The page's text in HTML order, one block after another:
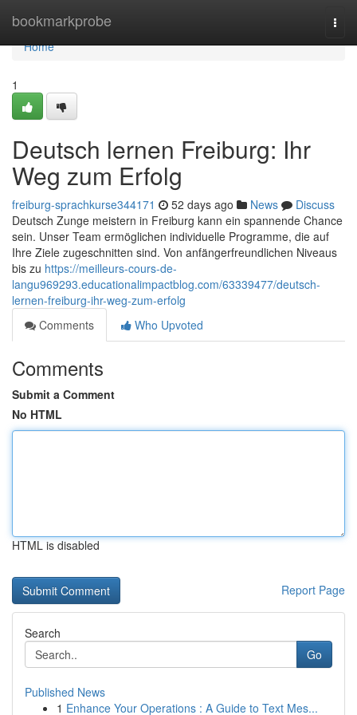
bookmarkprobe
Home
Home
1
Deutsch lernen Freiburg: Ihr
Weg zum Erfolg
freiburg-sprachkurse344171 52 days ago News
Discuss
Deutsch Zunge meistern in Freiburg kann ein spannende Chance
sein. Unser Team ermöglichen individuelle Programme, die auf
Ihre Ziele zugeschnitten sind. Von anfängerfreundlichen Niveaus
bis zu https://meilleurs-cours-de-
langu969293.educationalimpactblog.com/63339477/deutsch-
lernen-freiburg-ihr-weg-zum-erfolg
Comments
Who Upvoted
Comments
Submit a Comment
No HTML
HTML is disabled
Report Page
Search
Go
Published News
1 Enhance Your Operations : A Guide to Text Mes...